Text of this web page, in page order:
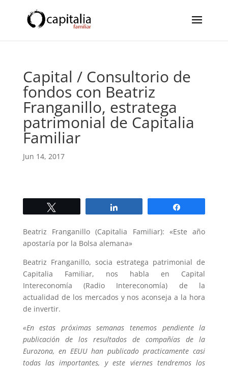
Capital / Consultorio de
fondos con Beatriz
Franganillo, estratega
patrimonial de Capitalia
Familiar
Jun 14, 2017
Beatriz Franganillo (Capitalia Familiar): «Este año
apostaría por la Bolsa alemana»
Beatriz Franganillo, socia estratega patrimonial de
Capitalia Familiar, nos habla en Capital
Intereconomía (Radio Intereconomía) de la
actualidad de los mercados y nos aconseja a la hora
de invertir.
«En estas próximas semanas tenemos pendiente la
publicación de los resultados de compañías de la
Eurozona, en EEUU han publicado practicamente casi
todas las importantes, y este viernes tendremos los